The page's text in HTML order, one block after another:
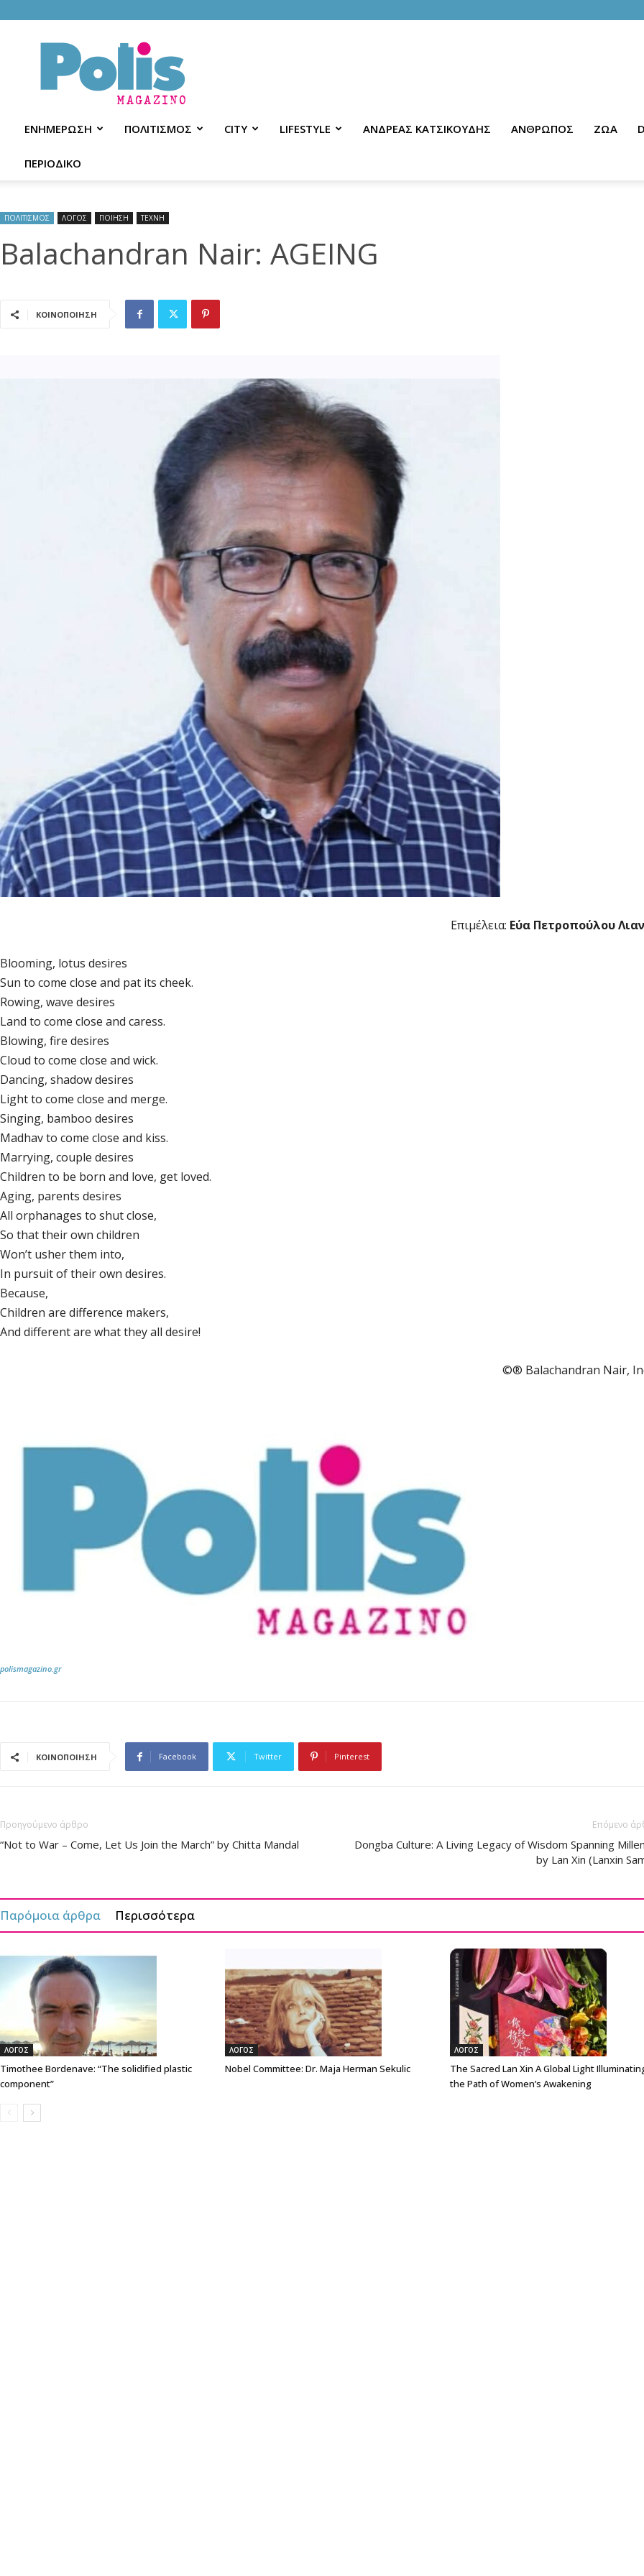
Polis
Magazino
ΕΝΗΜΕΡΩΣΗ ΠΟΛΙΤΙΣΜΟΣ CITY LIFESTYLE ΑΝΔΡΕΑΣ ΚΑΤΣΙΚΟΥΔΗΣ ΑΝΘΡΩΠΟΣ ΖΩΑ
ΠΕΡΙΟΔΙΚΟ
ΠΟΛΙΤΙΣΜΟΣ ΛΟΓΟΣ ΠΟΙΗΣΗ ΤΕΧΝΗ
Balachandran Nair: AGEING
ΚΟΙΝΟΠΟΙΗΣΗ
Επιμέλεια: Εύα Πετροπούλου
Blooming, lotus desires
Sun to come close and pat its cheek.
Rowing, wave desires
Land to come close and caress.
Blowing, fire desires
Cloud to come close and wick.
Dancing, shadow desires
Light to come close and merge.
Singing, bamboo desires
Madhav to come close and kiss.
Marrying, couple desires
Children to be born and love, get loved.
Aging, parents desires
All orphanages to shut close,
So that their own children
Won’t usher them into,
In pursuit of their own desires.
Because,
Children are difference makers,
And different are what they all desire!
©® Balachandran Nair,
polismagazino.gr
ΚΟΙΝΟΠΟΙΗΣΗ Facebook Twitter Pinterest
Προηγούμενο άρθρο
“Not to War – Come, Let Us Join the March” by Chitta Mandal
Επόμενο
Dongba Culture: A Living Legacy of Wisdom Spanning
by Lan Xin (Lanxin
Παρόμοια άρθρα Περισσότερα
ΛΟΓΟΣ
Timothee Bordenave: “The solidified plastic
component”
ΛΟΓΟΣ
Nobel Committee: Dr. Maja Herman Sekulic
ΛΟΓΟΣ
The Sacred Lan Xin A Global Light
the Path of Women’s Awakening